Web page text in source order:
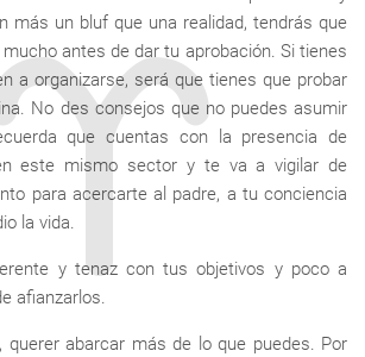
más un bluf que una realidad, tendrás que
antes de dar tu aprobación. Si tienes
a organizarse, será que tienes que probar
No des consejos que no puedes asumir
que cuentas con la presencia de
este mismo sector y te va a vigilar de
para acercarte al padre, a tu conciencia
la vida.
y tenaz con tus objetivos y poco a
afianzarlos.
querer abarcar más de lo que puedes. Por